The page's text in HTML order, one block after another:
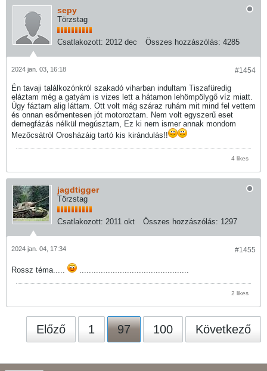
sepy
Törzstag
Csatlakozott: 2012 dec Összes hozzászólás: 4285
#1454
2024 jan. 03, 16:18
Én tavaji találkozónkról szakadó viharban indultam Tiszafüredig
eláztam még a gatyám is vizes lett a hátamon lehömpölygő víz miatt.
Úgy fáztam alig láttam. Ott volt mág száraz ruhám mit mind fel vettem
és onnan esőmentesen jót motoroztam. Nem volt egyszerű eset
demegfázás nélkül megúsztam, Ez ki nem ismer annak mondom
Mezőcsátról Orosházáig tartó kis kirándulás!!
4 likes
jagdtigger
Törzstag
Csatlakozott: 2011 okt Összes hozzászólás: 1297
#1455
2024 jan. 04, 17:34
Rossz téma..... ..............................................
2 likes
Előző 1 97 100 Következő